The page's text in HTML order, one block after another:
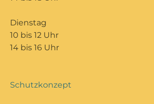
Dienstag
10 bis 12 Uhr
14 bis 16 Uhr
Schutzkonzept